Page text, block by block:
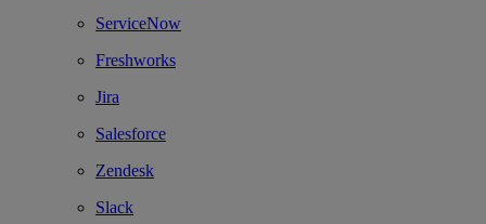
ServiceNow
Freshworks
Jira
Salesforce
Zendesk
Slack